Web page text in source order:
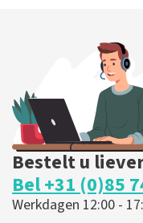
Bestelt u
Bel +31 (0)85
Werkdagen 12:00 -